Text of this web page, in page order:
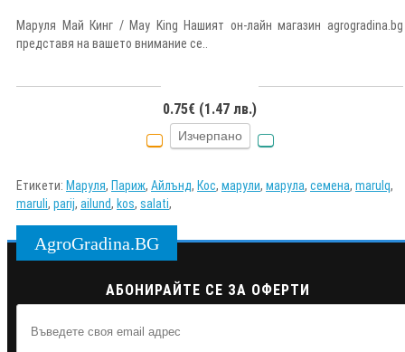
Маруля Май Кинг / May King Нашият он-лайн магазин agrogradina.bg
представя на вашето внимание се..
0.75€ (1.47 лв.)
Изчерпано
Етикети: Маруля, Париж, Айлънд, Кос, марули, марула, семена, marulq,
maruli, parij, ailund, kos, salati,
AgroGradina.BG
АБОНИРАЙТЕ СЕ ЗА ОФЕРТИ